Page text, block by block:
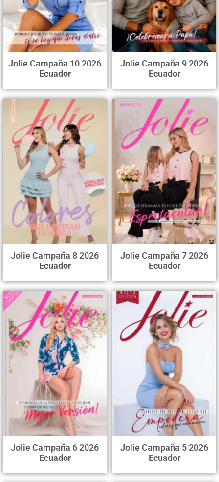
Jolie Campaña 10 2026
Ecuador
Jolie Campaña 9 2026
Ecuador
Jolie Campaña 8 2026
Ecuador
Jolie Campaña 7 2026
Ecuador
Jolie Campaña 6 2026
Ecuador
Jolie Campaña 5 2026
Ecuador